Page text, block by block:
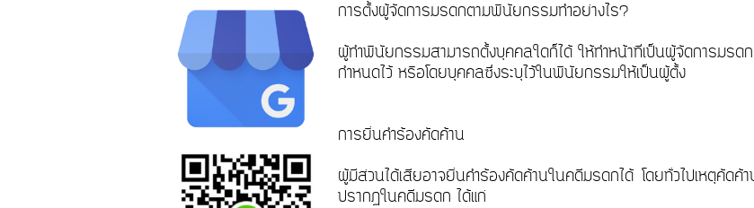
การตั้งผู้จัดการมรดกตามพินัยกรรมทำอย่างไร?
ผู้ทำพินัยกรรมสามารถตั้งบุคคลใดก็ได้ ให้ทำหน้าที่เป็นผู้จัดการมร
กำหนดไว้ หรือโดยบุคคลซึ่งระบุไว้ในพินัยกรรมให้เป็นผู้ตั้ง
การยื่นคำร้องคัดค้าน
ผู้มีส่วนได้เสียอาจยื่นคำร้องคัดค้านในคดีมรดกได้ โดยทั่วไปเหตุคัด
ปรากฏในคดีมรดก ได้แก่